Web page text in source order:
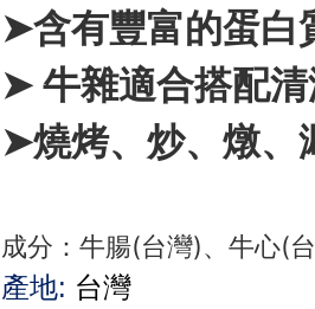
➤含有豐富的蛋白
➤ 牛雜適合搭配
➤燒烤、炒、燉、
成分：牛腸(台灣)、牛心(
產地: 台灣